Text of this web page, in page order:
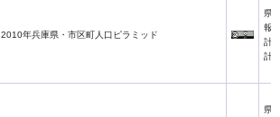
2010年兵庫県・市区町人口ピラミッド
県
報
計
計
県